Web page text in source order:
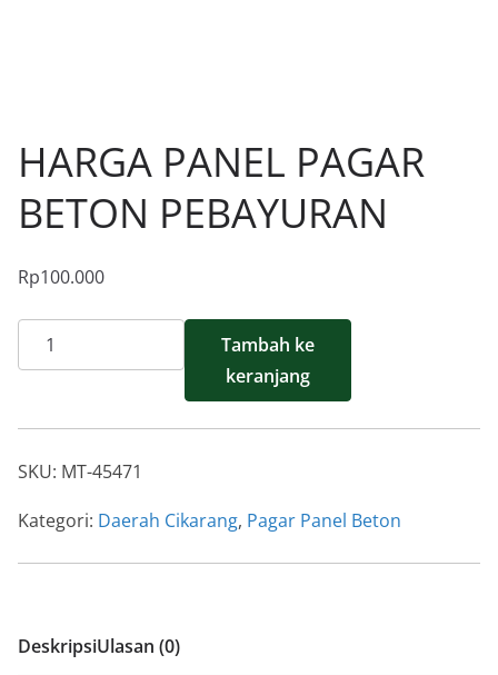
HARGA PANEL PAGAR
BETON PEBAYURAN
Rp100.000
Kuantitas
Harga
Pagar
Tambah ke
keranjang
SKU: MT-45471
Kategori: Daerah Cikarang, Pagar Panel Beton
DeskripsiUlasan (0)